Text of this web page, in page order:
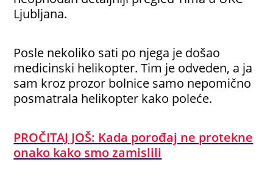
Ljubljana.
Posle nekoliko sati po njega je došao
medicinski helikopter. Tim je odveden, a ja
sam kroz prozor bolnice samo nepomično
posmatrala helikopter kako poleće.
PROČITAJ JOŠ: Kada porođaj ne protekne
onako kako smo zamislili